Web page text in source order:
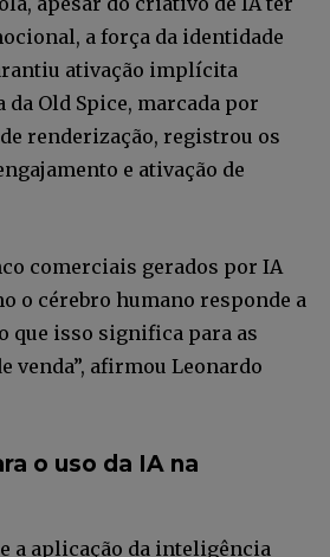
a força da identidade
ativação implícita
da Old Spice, marcada por
renderização, registrou os
e ativação de
comerciais gerados por IA
o cérebro humano responde a
que isso significa para as
venda”, afirmou Leonardo
o uso da IA na
a aplicação da inteligência